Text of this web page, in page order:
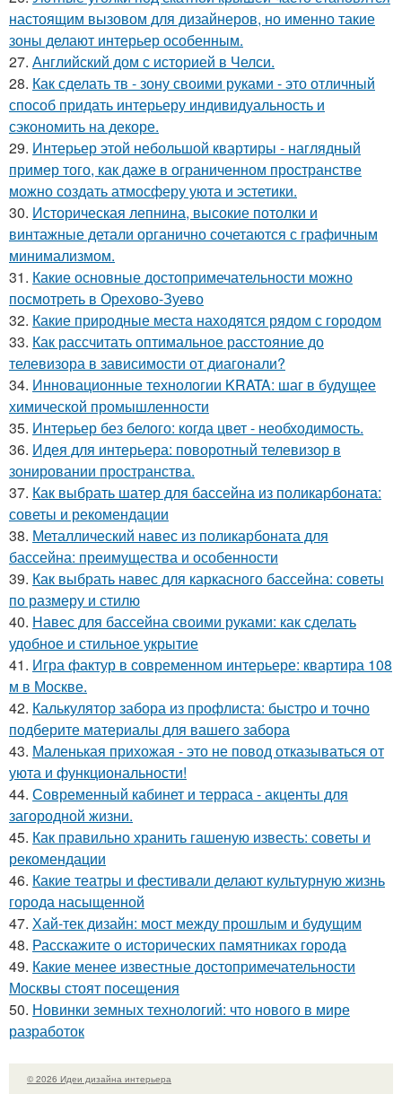
настоящим вызовом для дизайнеров, но именно такие
зоны делают интерьер особенным.
27. Английский дом с историей в Челси.
28. Как сделать тв - зону своими руками - это отличный
способ придать интерьеру индивидуальность и
сэкономить на декоре.
29. Интерьер этой небольшой квартиры - наглядный
пример того, как даже в ограниченном пространстве
можно создать атмосферу уюта и эстетики.
30. Историческая лепнина, высокие потолки и
винтажные детали органично сочетаются с графичным
минимализмом.
31. Какие основные достопримечательности можно
посмотреть в Орехово-Зуево
32. Какие природные места находятся рядом с городом
33. Как рассчитать оптимальное расстояние до
телевизора в зависимости от диагонали?
34. Инновационные технологии KRATA: шаг в будущее
химической промышленности
35. Интерьер без белого: когда цвет - необходимость.
36. Идея для интерьера: поворотный телевизор в
зонировании пространства.
37. Как выбрать шатер для бассейна из поликарбоната:
советы и рекомендации
38. Металлический навес из поликарбоната для
бассейна: преимущества и особенности
39. Как выбрать навес для каркасного бассейна: советы
по размеру и стилю
40. Навес для бассейна своими руками: как сделать
удобное и стильное укрытие
41. Игра фактур в современном интерьере: квартира 108
м в Москве.
42. Калькулятор забора из профлиста: быстро и точно
подберите материалы для вашего забора
43. Маленькая прихожая - это не повод отказываться от
уюта и функциональности!
44. Современный кабинет и терраса - акценты для
загородной жизни.
45. Как правильно хранить гашеную известь: советы и
рекомендации
46. Какие театры и фестивали делают культурную жизнь
города насыщенной
47. Хай-тек дизайн: мост между прошлым и будущим
48. Расскажите о исторических памятниках города
49. Какие менее известные достопримечательности
Москвы стоят посещения
50. Новинки земных технологий: что нового в мире
разработок
© 2026 Идеи дизайна интерьера